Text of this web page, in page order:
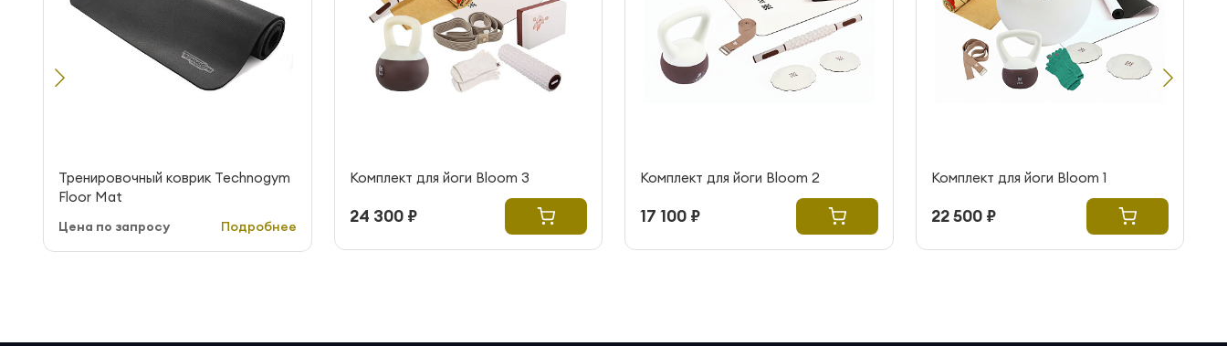
Тренировочный коврик Technogym
Floor Mat
Цена по запросу Подробнее
Комплект для йоги Bloom 3
24 300 ₽
Комплект для йоги Bloom 2
17 100 ₽
Комплект для йоги Bloom 1
22 500 ₽